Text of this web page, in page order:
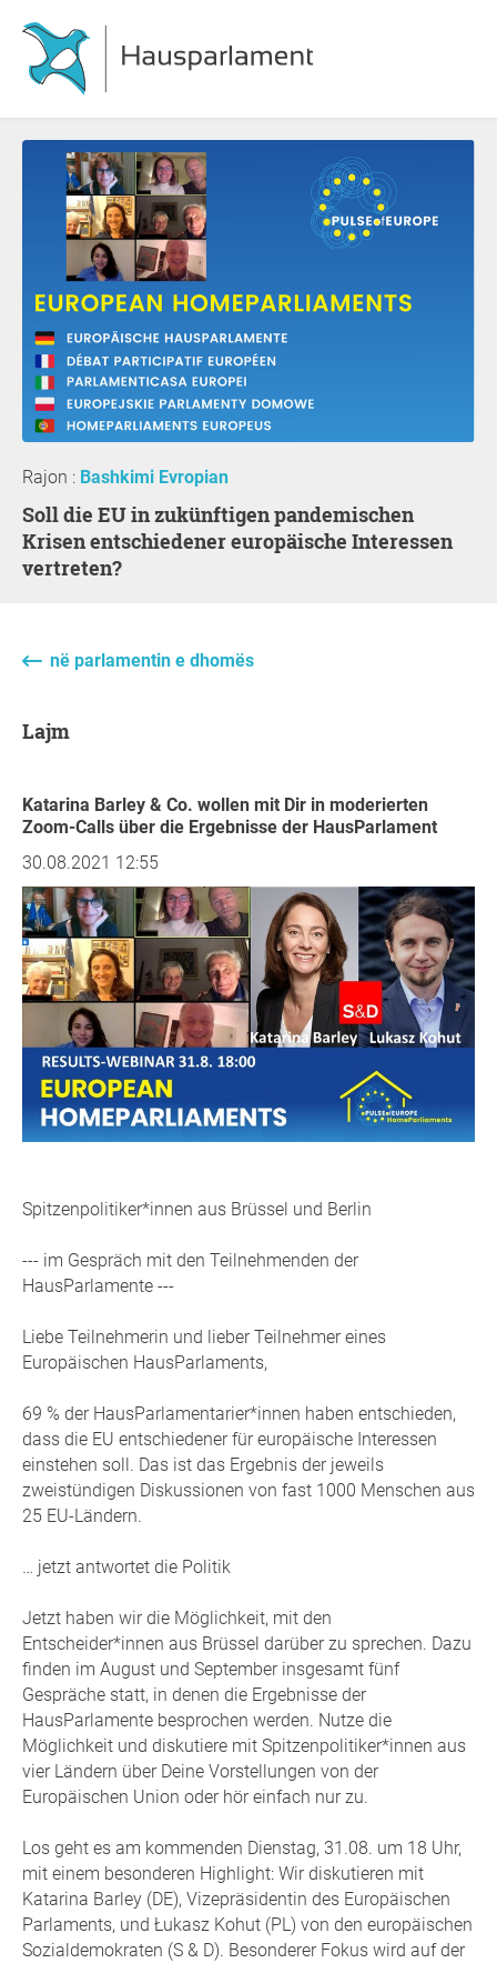
Rajon : Bashkimi Evropian
Soll die EU in zukünftigen pandemischen
Krisen entschiedener europäische Interessen
vertreten?
në parlamentin e dhomës
Lajm
Katarina Barley & Co. wollen mit Dir in moderierten
Zoom-Calls über die Ergebnisse der HausParlament
30.08.2021 12:55
Spitzenpolitiker*innen aus Brüssel und Berlin
--- im Gespräch mit den Teilnehmenden der
HausParlamente ---
Liebe Teilnehmerin und lieber Teilnehmer eines
Europäischen HausParlaments,
69 % der HausParlamentarier*innen haben entschieden,
dass die EU entschiedener für europäische Interessen
einstehen soll. Das ist das Ergebnis der jeweils
zweistündigen Diskussionen von fast 1000 Menschen aus
25 EU-Ländern.
… jetzt antwortet die Politik
Jetzt haben wir die Möglichkeit, mit den
Entscheider*innen aus Brüssel darüber zu sprechen. Dazu
finden im August und September insgesamt fünf
Gespräche statt, in denen die Ergebnisse der
HausParlamente besprochen werden. Nutze die
Möglichkeit und diskutiere mit Spitzenpolitiker*innen aus
vier Ländern über Deine Vorstellungen von der
Europäischen Union oder hör einfach nur zu.
Los geht es am kommenden Dienstag, 31.08. um 18 Uhr,
mit einem besonderen Highlight: Wir diskutieren mit
Katarina Barley (DE), Vizepräsidentin des Europäischen
Parlaments, und Łukasz Kohut (PL) von den europäischen
Sozialdemokraten (S & D). Besonderer Fokus wird auf der